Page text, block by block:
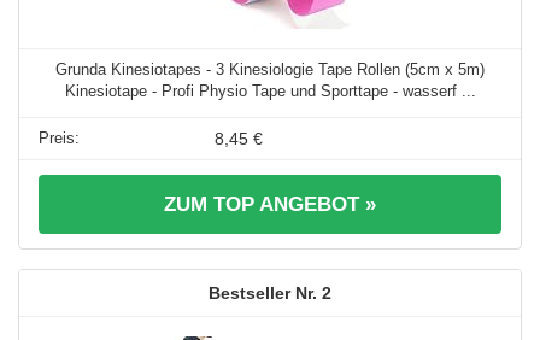
Grunda Kinesiotapes - 3 Kinesiologie Tape Rollen (5cm x 5m)
Kinesiotape - Profi Physio Tape und Sporttape - wasserf ...
8,45 €
ZUM TOP ANGEBOT »
2